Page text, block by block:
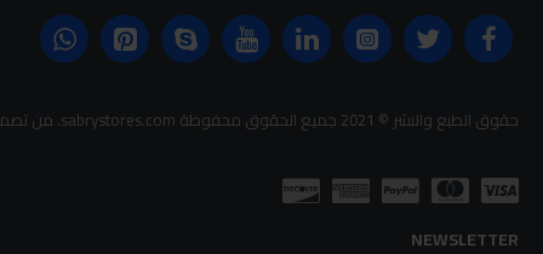
حقوق الطبع والنشر © 2021 جميع الحقوق محفوظة sabrystores.com. من تصميم-
NEWSLETTER